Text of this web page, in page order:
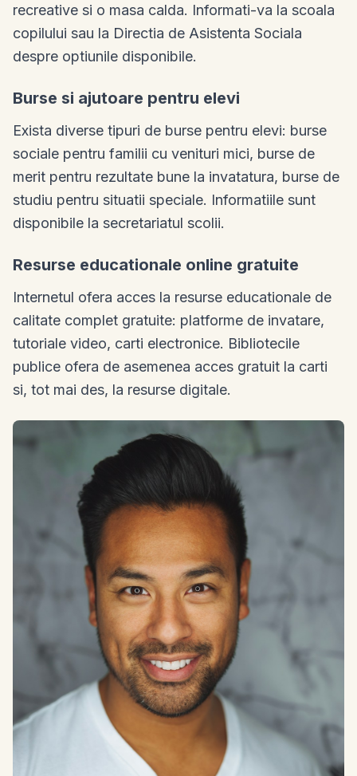
recreative si o masa calda. Informati-va la scoala
copilului sau la Directia de Asistenta Sociala
despre optiunile disponibile.
Burse si ajutoare pentru elevi
Exista diverse tipuri de burse pentru elevi: burse
sociale pentru familii cu venituri mici, burse de
merit pentru rezultate bune la invatatura, burse de
studiu pentru situatii speciale. Informatiile sunt
disponibile la secretariatul scolii.
Resurse educationale online gratuite
Internetul ofera acces la resurse educationale de
calitate complet gratuite: platforme de invatare,
tutoriale video, carti electronice. Bibliotecile
publice ofera de asemenea acces gratuit la carti
si, tot mai des, la resurse digitale.